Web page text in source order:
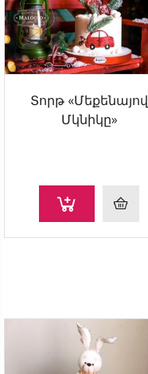
Տորթ «Մեքենայով
Մկնիկը»